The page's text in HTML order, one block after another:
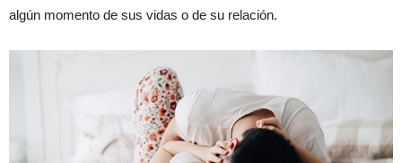
algún momento de sus vidas o de su relación.